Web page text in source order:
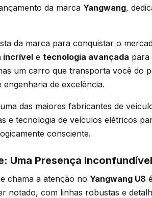
da marca Yangwang,
da marca para conquistar o
incrível e tecnologia avançada para
um carro que transporta você do
de excelência.
das maiores fabricantes de
e tecnologia de veículos elétricos
consciente.
Uma Presença Inconfundível
chama a atenção no Yangwang U8
notado, com linhas robustas e